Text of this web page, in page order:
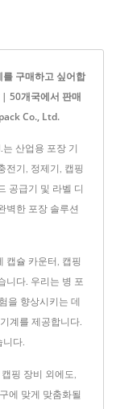
구매하고 싶어합
50개국에서 판매
Co., Ltd.
산업용 포장 기
전기, 정제기, 캡핑
공급기 및 라벨 디
벽한 포장 솔루션
캡슐 카운터, 캡핑
니다. 우리는 병 포
을 향상시키는 데
계를 제공합니다.
다.
핑 장비 외에도,
에 맞게 맞춤화될